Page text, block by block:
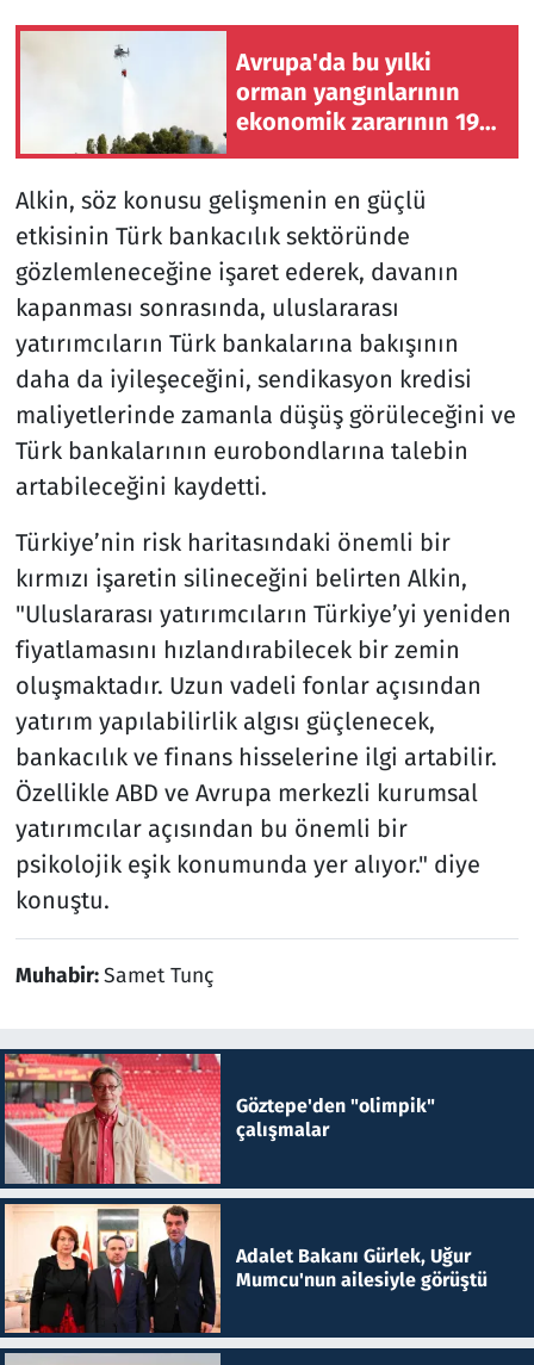
Avrupa'da bu yılki
orman yangınlarının
ekonomik zararının 19
Alkin, söz konusu gelişmenin en güçlü
etkisinin Türk bankacılık sektöründe
gözlemleneceğine işaret ederek, davanın
kapanması sonrasında, uluslararası
yatırımcıların Türk bankalarına bakışının
daha da iyileşeceğini, sendikasyon kredisi
maliyetlerinde zamanla düşüş görüleceğini ve
Türk bankalarının eurobondlarına talebin
artabileceğini kaydetti.
Türkiye’nin risk haritasındaki önemli bir
kırmızı işaretin silineceğini belirten Alkin,
"Uluslararası yatırımcıların Türkiye’yi yeniden
fiyatlamasını hızlandırabilecek bir zemin
oluşmaktadır. Uzun vadeli fonlar açısından
yatırım yapılabilirlik algısı güçlenecek,
bankacılık ve finans hisselerine ilgi artabilir.
Özellikle ABD ve Avrupa merkezli kurumsal
yatırımcılar açısından bu önemli bir
psikolojik eşik konumunda yer alıyor." diye
konuştu.
Muhabir:Samet Tunç
Göztepe'den "olimpik"
çalışmalar
Adalet Bakanı Gürlek, Uğur
Mumcu'nun ailesiyle görüştü